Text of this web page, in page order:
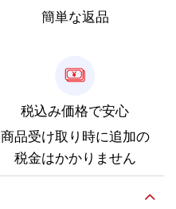
簡単な返品
税込み価格で安心
商品受け取り時に追加の
税金はかかりません